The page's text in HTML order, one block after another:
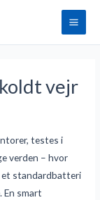
vejr
testes i
verden – hvor
et standardbatteri
En smart